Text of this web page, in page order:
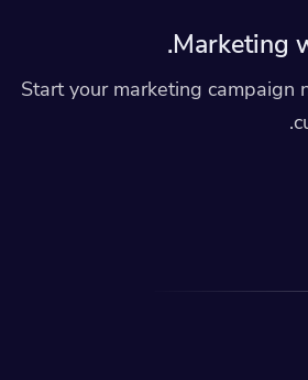
Marketing
Start your marketing campaign